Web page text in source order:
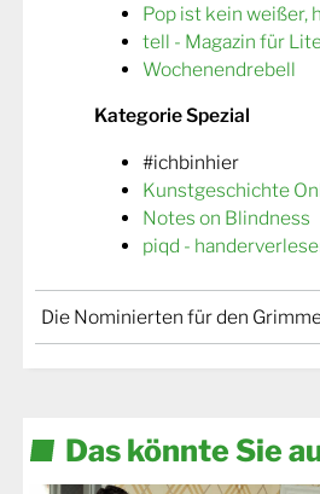
Pop ist kein weißer,
tell - Magazin für
Wochenendrebell
Kategorie Spezial
#ichbinhier
Kunstgeschichte
Notes on Blindness
piqd -
Die Nominierten für den
Das könnte Sie